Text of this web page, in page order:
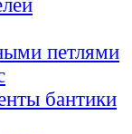
петлями
бантики